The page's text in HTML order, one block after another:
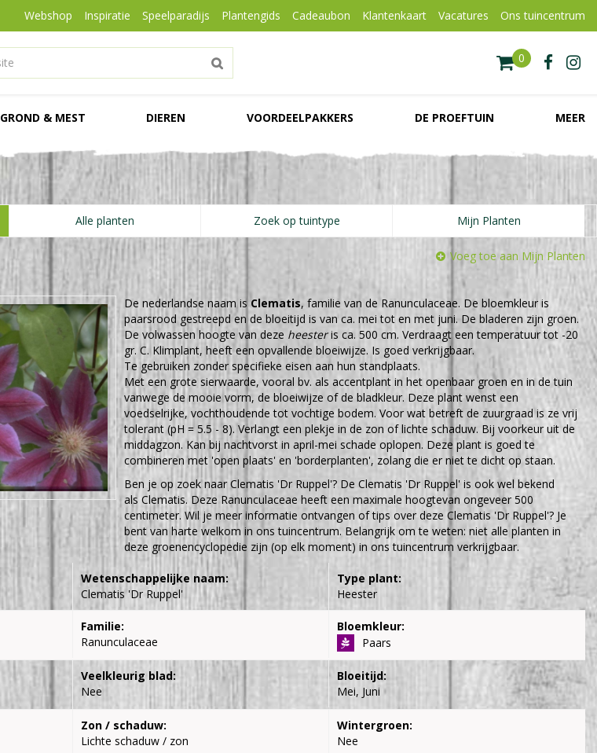
Webshop Inspiratie Speelparadijs Plantengids Cadeaubon Klantenkaart Vacatures Ons tuincentrum
GROND & MEST DIEREN VOORDEELPAKKERS DE PROEFTUIN MEER
Alle planten Zoek op tuintype Mijn Planten
Voeg toe aan Mijn Planten
De nederlandse naam isClematis, familie van de Ranunculaceae. De bloemkleur is
paarsrood gestreepd en de bloeitijd is van ca. mei tot en met juni. De bladeren zijn groen.
De volwassen hoogte van deze heesteris ca. 500 cm. Verdraagt een temperatuur tot -20
gr. C. Klimplant, heeft een opvallende bloeiwijze. Is goed verkrijgbaar.
Te gebruiken zonder specifieke eisen aan hun standplaats.
Met een grote sierwaarde, vooral bv. als accentplant in het openbaar groen en in de tuin
vanwege de mooie vorm, de bloeiwijze of de bladkleur. Deze plant wenst een
voedselrijke, vochthoudende tot vochtige bodem. Voor wat betreft de zuurgraad is ze vrij
tolerant (pH = 5.5 - 8). Verlangt een plekje in de zon of lichte schaduw. Bij voorkeur uit de
middagzon. Kan bij nachtvorst in april-mei schade oplopen. Deze plant is goed te
combineren met 'open plaats' en 'borderplanten', zolang die er niet te dicht op staan.
Ben je op zoek naar Clematis 'Dr Ruppel'? De Clematis 'Dr Ruppel' is ook wel bekend
als Clematis. Deze Ranunculaceae heeft een maximale hoogtevan ongeveer 500
centimeter. Wil je meer informatie ontvangen of tips over deze Clematis 'Dr Ruppel'? Je
bent van harte welkom in ons tuincentrum. Belangrijk om te weten: niet alle planten in
deze groenencyclopedie zijn (op elk moment) in ons tuincentrum verkrijgbaar.
Wetenschappelijke naam:
Clematis 'Dr Ruppel'
Type plant:
Heester
Familie:
Ranunculaceae
Bloemkleur:
Paars
Veelkleurig blad:
Nee
Bloeitijd:
Mei, Juni
Zon / schaduw:
Lichte schaduw / zon
Wintergroen:
Nee